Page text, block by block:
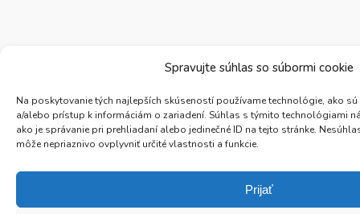
Spravujte súhlas so súbormi cookie
Na poskytovanie tých najlepších skúseností používame technológie, ako
a/alebo prístup k informáciám o zariadení. Súhlas s týmito technológiami
ako je správanie pri prehliadaní alebo jedinečné ID na tejto stránke.
môže nepriaznivo ovplyvniť určité vlastnosti a funkcie.
Prijať